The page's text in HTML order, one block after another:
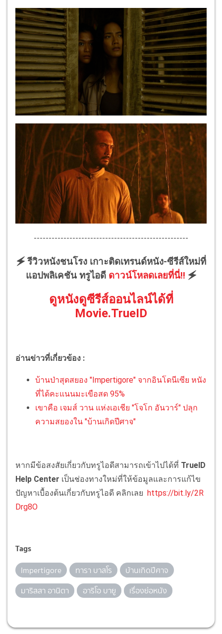
----------------------------------------------------
🗲 รีวิวหนังชนโรง เกาะติดเทรนด์หนัง-ซีรีส์ใหม่ที่
แอปพลิเคชัน ทรูไอดี ดาวน์โหลดเลยที่นี่!! 🗲
ดูหนังดูซีรีส์ออนไลน์ได้ที่
Movie.TrueID
อ่านข่าวที่เกี่ยวข้อง :
บ้านป่าสุดสยอง "Impertigore" จากอินโดนีเซีย หนัง
ที่ได้คะแนนมะเขือสด 95%
เขาคือ เจมส์ วาน แห่งเอเชีย "โจโก อันวาร์" ปลุก
ความสยองใน "บ้านเกิดปีศาจ"
หากมีข้อสงสัยเกี่ยวกับทรูไอดีสามารถเข้าไปได้ที่ TrueID
Help Center เป็นช่องทางใหม่ที่ให้ข้อมูลและการแก้ไข
ปัญหาเบื้องต้นเกี่ยวกับทรูไอดี คลิกเลย https://bit.ly/2R
Drg8O
Tags
Impertigore ทารา บาสโร
บ้านเกิดปีศาจ
มาริสสา อานิตา
อาริโอ บายู เรื่องย่อหนัง